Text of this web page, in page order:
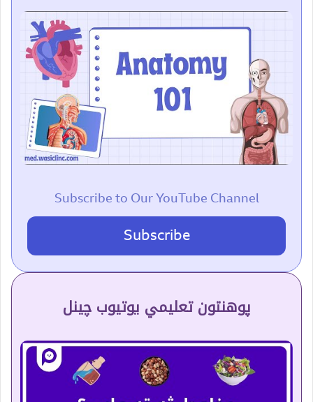
Subscribe to Our YouTube Channel
Subscribe
پوهنتون تعلیمي یوتیوب چینل